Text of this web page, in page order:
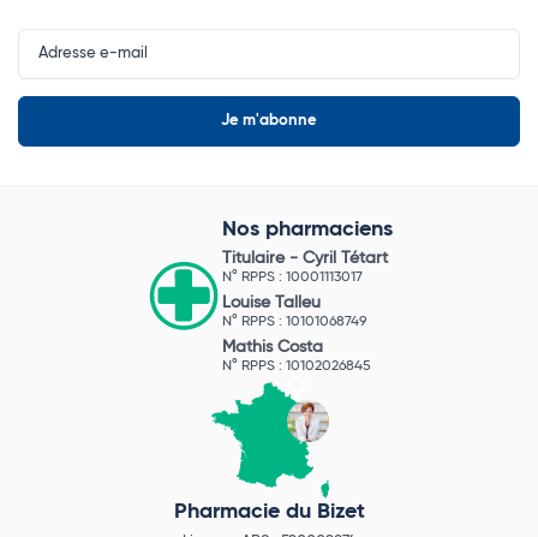
Input
Newsletter
Nos pharmaciens
Titulaire - Cyril Tétart
N° RPPS : 10001113017
Louise Talleu
N° RPPS : 10101068749
Mathis Costa
N° RPPS : 10102026845
Pharmacie du Bizet